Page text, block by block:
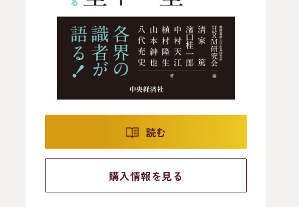
読む
購入情報を見る